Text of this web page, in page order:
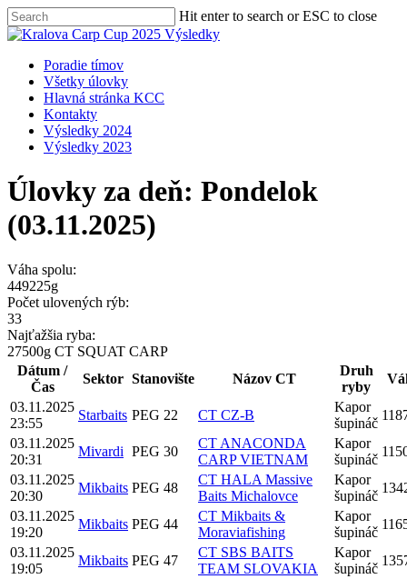
Skip
to
content
Hit enter to search or ESC to close
Close
Menu
Poradie tímov
Všetky úlovky
Hlavná stránka KCC
Kontakty
Výsledky 2024
Výsledky 2023
Úlovky za deň: Pondelok
(03.11.2025)
Váha spolu:
449225g
Počet ulovených rýb:
33
Najťažšia ryba:
27500g CT SQUAT CARP
Dátum /
Čas
Sektor Stanovište Názov CT
Druh
ryby
03.11.2025
23:55
Starbaits PEG 22 CT CZ-B
Kapor
šupináč
03.11.2025
20:31
Mivardi PEG 30
CT ANACONDA
CARP VIETNAM
Kapor
šupináč
03.11.2025
20:30
Mikbaits PEG 48
CT HALA Massive
Baits Michalovce
Kapor
šupináč
03.11.2025
19:20
Mikbaits PEG 44
CT Mikbaits &
Moraviafishing
Kapor
šupináč
03.11.2025
19:05
Mikbaits PEG 47
CT SBS BAITS
TEAM SLOVAKIA
Kapor
šupináč